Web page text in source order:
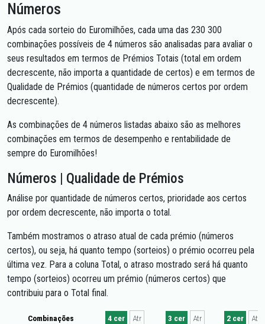
Números
Após cada sorteio do Euromilhões, cada uma das 230 300
combinações possíveis de 4 números são analisadas para avaliar o
seus resultados em termos de Prémios Totais (total em ordem
decrescente, não importa a quantidade de certos) e em termos de
Qualidade de Prémios (quantidade de números certos por ordem
decrescente).
As combinações de 4 números listadas abaixo são as melhores
combinações em termos de desempenho e rentabilidade de
sempre do Euromilhões!
Números | Qualidade de Prémios
Análise por quantidade de números certos, prioridade aos certos
por ordem decrescente, não importa o total.
Também mostramos o atraso atual de cada prémio (números
certos), ou seja, há quanto tempo (sorteios) o prémio ocorreu pela
última vez. Para a coluna Total, o atraso mostrado será há quanto
tempo (sorteios) ocorreu um prémio (números certos) que
contribuiu para o Total final.
Combinações 4 cer Atr 3 cer Atr 2 cer Atr